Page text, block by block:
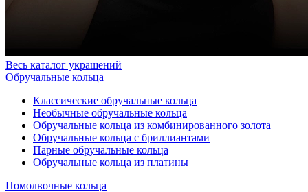
Весь каталог украшений
Обручальные кольца
Классические обручальные кольца
Необычные обручальные кольца
Обручальные кольца из комбинированного золота
Обручальные кольца с бриллиантами
Парные обручальные кольца
Обручальные кольца из платины
Помолвочные кольца